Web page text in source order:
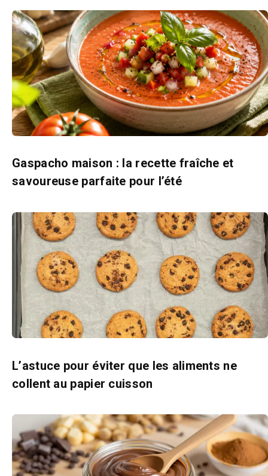
Gaspacho maison : la recette fraîche et
savoureuse parfaite pour l’été
L’astuce pour éviter que les aliments ne
collent au papier cuisson